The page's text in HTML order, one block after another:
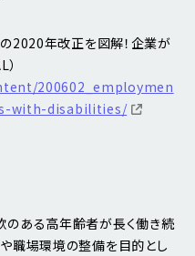
2020年改正を図解！企業が
200602_employmen
with-disabilities/
のある高年齢者が長く働き続
職場環境の整備を目的とし